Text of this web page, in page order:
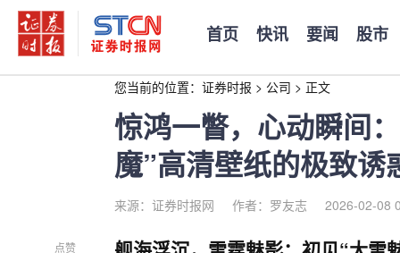
首页 快讯 要闻 股市
您当前的位置： 证券时报 > 公司 > 正文
惊鸿一瞥，心动瞬间
魔”高清壁纸的极致诱
来源：证券时报网 作者：罗友志 2026-02-08
点赞